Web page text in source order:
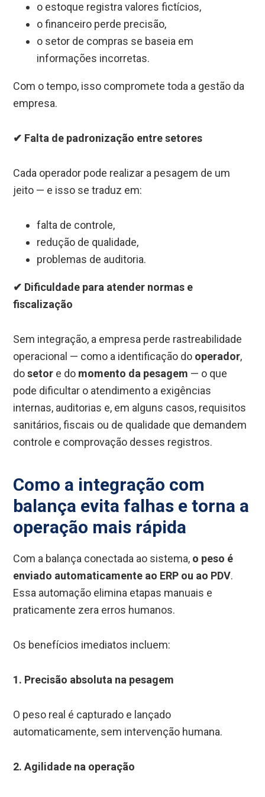
o estoque registra valores fictícios,
o financeiro perde precisão,
o setor de compras se baseia em
informações incorretas.
Com o tempo, isso compromete toda a gestão da
empresa.
✔ Falta de padronização entre setores
Cada operador pode realizar a pesagem de um
jeito — e isso se traduz em:
falta de controle,
redução de qualidade,
problemas de auditoria.
✔ Dificuldade para atender normas e
fiscalização
Sem integração, a empresa perde rastreabilidade
operacional — como a identificação do operador,
dosetor e do momento da pesagem — o que
pode dificultar o atendimento a exigências
internas, auditorias e, em alguns casos, requisitos
sanitários, fiscais ou de qualidade que demandem
controle e comprovação desses registros.
Como a integração com
balança evita falhas e torna a
operação mais rápida
Com a balança conectada ao sistema, o peso é
enviado automaticamente ao ERP ou ao PDV.
Essa automação elimina etapas manuais e
praticamente zera erros humanos.
Os benefícios imediatos incluem:
1. Precisão absoluta na pesagem
O peso real é capturado e lançado
automaticamente, sem intervenção humana.
2. Agilidade na operação